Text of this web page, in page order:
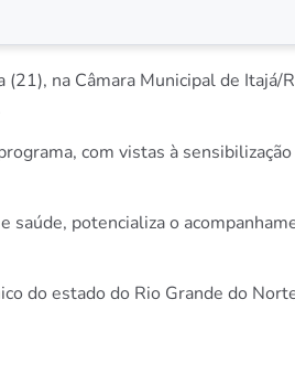
na Câmara Municipal de Itajá/
com vistas à
saúde, potencializa o
do estado do Rio Grande do